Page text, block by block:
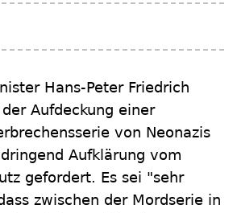
Hans-Peter Friedrich
Aufdeckung einer
von Neonazis
Aufklärung vom
gefordert. Es sei "sehr
zwischen der Mordserie in